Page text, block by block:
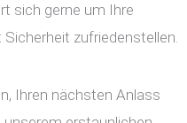
sich gerne um Ihre
zufriedenstellen.
Ihren nächsten Anlass